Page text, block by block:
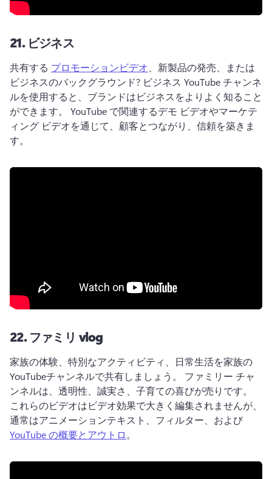
21. ビジネス
共有する プロモーションビデオ 、新製品の発売、または
ビジネスのバックグラウンド? ビジネス YouTube チャンネ
ルを使用すると、ブランドはビジネスをよりよく知ること
ができます。 YouTube で関連するデモ ビデオやマーケテ
ィング ビデオを通じて、顧客とつながり、信頼を築きま
す。
22.ファミリ vlog
家族の体験、特別なアクティビティ、日常生活を家族の
YouTubeチャンネルで共有しましょう。 ファミリー チャ
これらのビデオはビデオ効果で大きく編集されませんが、
通常はアニメーションテキスト、フィルター、および
YouTube の概要とアウトロ 。